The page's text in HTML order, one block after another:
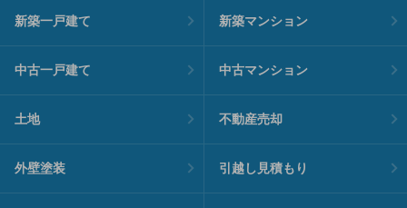
新築一戸建て 新築マンション
中古一戸建て 中古マンション
土地 不動産売却
外壁塗装 引越し見積もり